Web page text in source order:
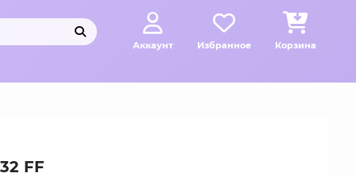
Аккаунт Избранное Корзина
FF